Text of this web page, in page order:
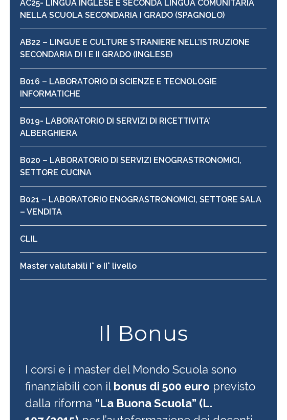
AC25- LINGUA INGLESE E SECONDA LINGUA COMUNITARIA
NELLA SCUOLA SECONDARIA I GRADO (SPAGNOLO)
AB22 – LINGUE E CULTURE STRANIERE NELL’ISTRUZIONE
SECONDARIA DI I E II GRADO (INGLESE)
B016 – LABORATORIO DI SCIENZE E TECNOLOGIE
INFORMATICHE
B019- LABORATORIO DI SERVIZI DI RICETTIVITA’
ALBERGHIERA
B020 – LABORATORIO DI SERVIZI ENOGRASTRONOMICI,
SETTORE CUCINA
B021 – LABORATORIO ENOGRASTRONOMICI, SETTORE SALA
– VENDITA
CLIL
Master valutabili I° e II° livello
Il Bonus
I corsi e i master del Mondo Scuola sono
finanziabili con il bonus di 500 euro previsto
dalla riforma “La Buona Scuola” (L.